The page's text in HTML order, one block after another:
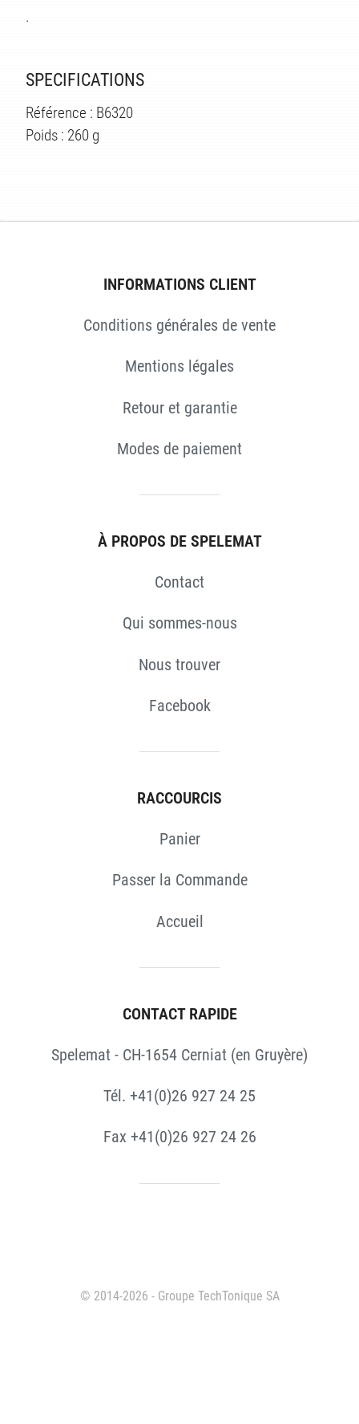
.
SPECIFICATIONS
Référence : B6320
Poids : 260 g
INFORMATIONS CLIENT
Conditions générales de vente
Mentions légales
Retour et garantie
Modes de paiement
À PROPOS DE SPELEMAT
Contact
Qui sommes-nous
Nous trouver
Facebook
RACCOURCIS
Panier
Passer la Commande
Accueil
CONTACT RAPIDE
Spelemat - CH-1654 Cerniat (en Gruyère)
Tél. +41(0)26 927 24 25
Fax +41(0)26 927 24 26
© 2014-2026 - Groupe TechTonique SA